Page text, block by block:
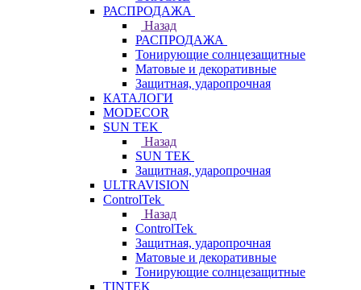
РАСПРОДАЖА
Назад
РАСПРОДАЖА
Тонирующие солнцезащитные
Матовые и декоративные
Защитная, ударопрочная
КАТАЛОГИ
MODECOR
SUN TEK
Назад
SUN TEK
Защитная, ударопрочная
ULTRAVISION
ControlTek
Назад
ControlTek
Защитная, ударопрочная
Матовые и декоративные
Тонирующие солнцезащитные
TINTEK